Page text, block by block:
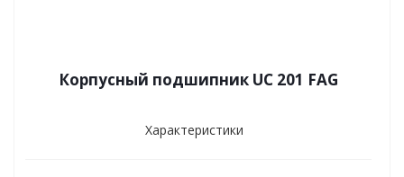
Корпусный подшипник UC 201 FAG
Характеристики